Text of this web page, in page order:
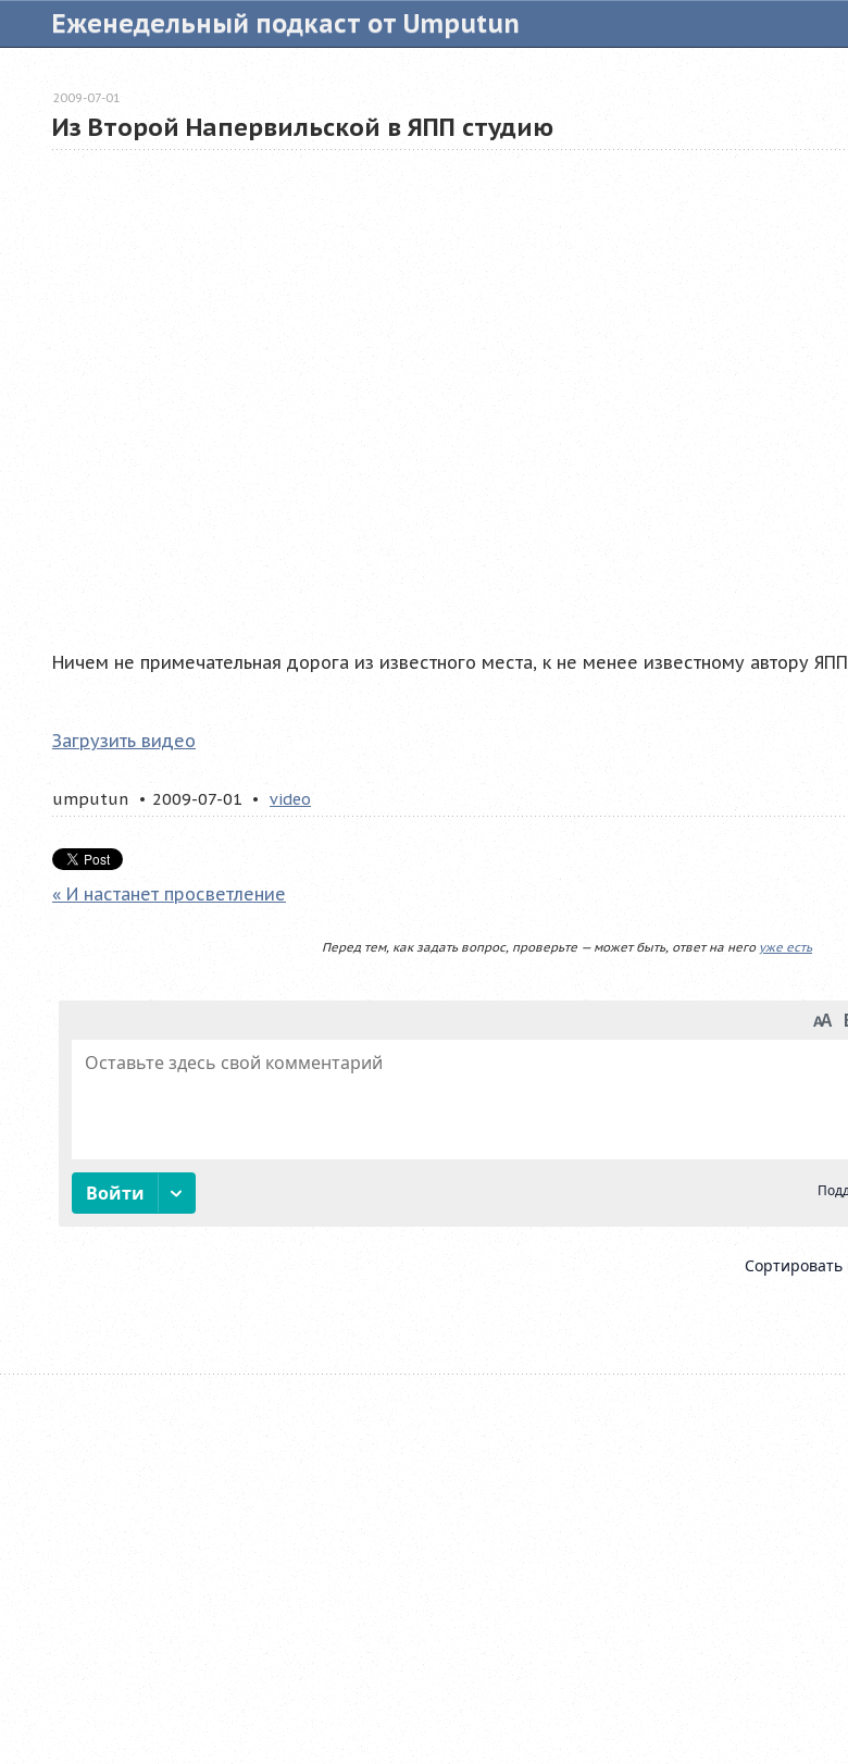
Еженедельный подкаст от Umputun
Из Второй Напервильской в ЯПП студию
2009-07-01
Ничем не примечательная дорога из известного места, к не менее известному автору ЯПП
Загрузить видео
umputun 2009-07-01 video
« И настанет просветление
Перед тем, как задать вопрос, проверьте — может быть, ответ на него уже есть